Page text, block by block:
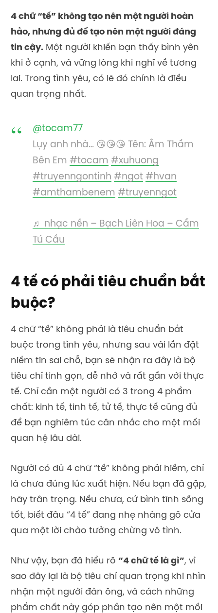
4 chữ “tế” không tạo nên một người hoàn
hảo, nhưng đủ để tạo nên một người đáng
tin cậy. Một người khiến bạn thấy bình yên
khi ở cạnh, và vững lòng khi nghĩ về tương
lai. Trong tình yêu, có lẽ đó chính là điều
quan trọng nhất.
@tocam77
Lụy anh nhà… 😘😘😘 Tên: Âm Thầm
Bên Em #tocam #xuhuong
#truyenngontinh #ngot #hvan
#amthambenem #truyenngot
♬ nhạc nền – Bạch Liên Hoa – Cẩm
Tú Cầu
4 tế có phải tiêu chuẩn bắt
buộc?
4 chữ “tế” không phải là tiêu chuẩn bắt
buộc trong tình yêu, nhưng sau vài lần đặt
niềm tin sai chỗ, bạn sẽ nhận ra đây là bộ
tiêu chí tinh gọn, dễ nhớ và rất gần với thực
tế. Chỉ cần một người có 3 trong 4 phẩm
chất: kinh tế, tinh tế, tử tế, thực tế cũng đủ
để bạn nghiêm túc cân nhắc cho một mối
quan hệ lâu dài.
Người có đủ 4 chữ “tế” không phải hiếm, chỉ
là chưa đúng lúc xuất hiện. Nếu bạn đã gặp,
hãy trân trọng. Nếu chưa, cứ bình tĩnh sống
tốt, biết đâu “4 tế” đang nhẹ nhàng gõ cửa
qua một lời chào tưởng chừng vô tình.
Như vậy, bạn đã hiểu rõ “4 chữ tế là gì”, vì
sao đây lại là bộ tiêu chí quan trọng khi nhìn
nhận một người đàn ông, và cách những
phẩm chất này góp phần tạo nên một mối